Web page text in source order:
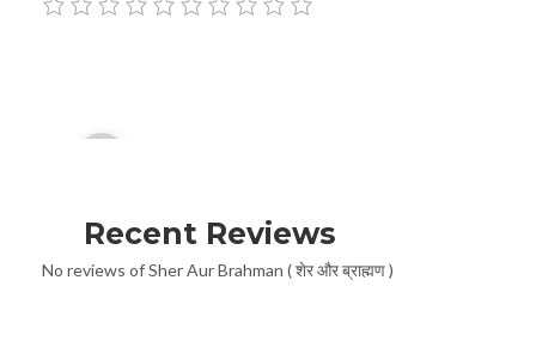
Player
Recent Reviews
No reviews of Sher Aur Brahman ( शेर और ब्राह्मण )